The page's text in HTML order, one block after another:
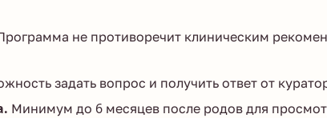
не противоречит клиническим
задать вопрос и получить ответ от
Минимум до 6 месяцев после родов для